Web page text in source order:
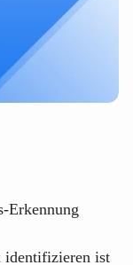
Erkennung
identifizieren ist